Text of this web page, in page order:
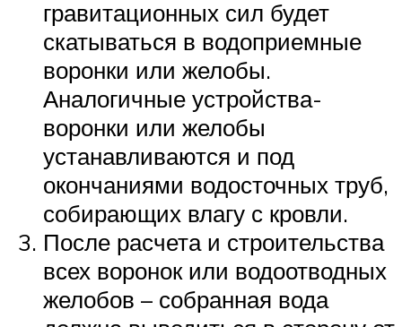
гравитационных сил будет
скатываться в водоприемные
воронки или желобы.
Аналогичные устройства-
воронки или желобы
устанавливаются и под
окончаниями водосточных труб,
собирающих влагу с кровли.
После расчета и строительства
всех воронок или водоотводных
желобов – собранная вода